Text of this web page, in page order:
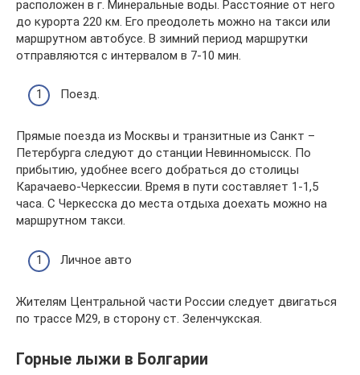
расположен в г. Минеральные воды. Расстояние от него
до курорта 220 км. Его преодолеть можно на такси или
маршрутном автобусе. В зимний период маршрутки
отправляются с интервалом в 7-10 мин.
Поезд.
Прямые поезда из Москвы и транзитные из Санкт –
Петербурга следуют до станции Невинномысск. По
прибытию, удобнее всего добраться до столицы
Карачаево-Черкессии. Время в пути составляет 1-1,5
часа. С Черкесска до места отдыха доехать можно на
маршрутном такси.
Личное авто
Жителям Центральной части России следует двигаться
по трассе М29, в сторону ст. Зеленчукская.
Горные лыжи в Болгарии